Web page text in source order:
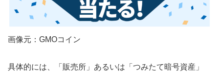
画像元：GMOコイン
具体的には、「販売所」あるいは「つみたて暗号資産」